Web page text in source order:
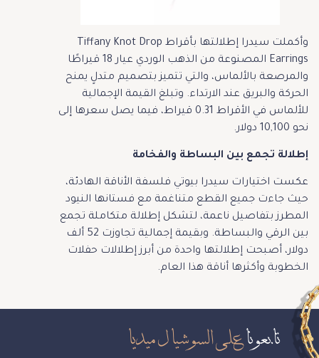
وأكملت سيدرا إطلالتها بأقراط Tiffany Knot Drop
Earrings المصنوعة من الذهب الوردي عيار 18 قيراطًا
والمرصعة بالألماس، والتي تتميز بتصميم متدلٍ يمنح
الحركة والبريق عند الارتداء. وتبلغ القيمة الإجمالية
للألماس في الأقراط 0.31 قيراط، فيما يصل سعرها إلى
نحو 10,100 دولار.
إطلالة تجمع بين البساطة والفخامة
عكست اختيارات سيدرا بيوتي فلسفة الأناقة الهادئة،
حيث جاءت جميع القطع متناغمة مع فستانها النيود
المطرز بتفاصيل ناعمة، لتشكل إطلالة متكاملة تجمع
بين الرقي والبساطة. وبقيمة إجمالية تجاوزت 52 ألف
دولار، أصبحت إطلالتها واحدة من أبرز إطلالات حفلات
الخطوبة وأكثرها أناقة هذا العام.
تابعوناعلى السوشيال ميديا